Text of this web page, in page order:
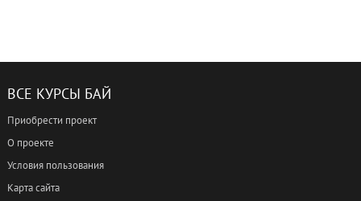
ВСЕ КУРСЫ БАЙ
Приобрести проект
О проекте
Условия пользования
Карта сайта